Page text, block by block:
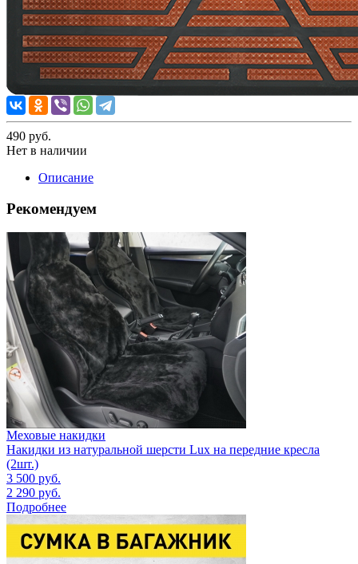
490 руб.
Нет в наличии
Описание
Рекомендуем
Меховые накидки
Накидки из натуральной шерсти Lux на передние кресла
(2шт.)
3 500 руб.
2 290 руб.
Подробнее